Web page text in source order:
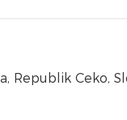
Republik Ceko,